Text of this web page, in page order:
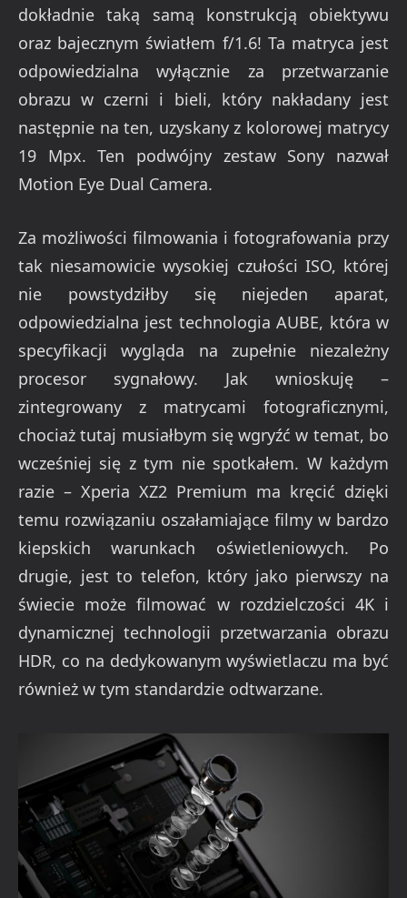
dokładnie taką samą konstrukcją obiektywu
oraz bajecznym światłem f/1.6! Ta matryca jest
odpowiedzialna wyłącznie za przetwarzanie
obrazu w czerni i bieli, który nakładany jest
następnie na ten, uzyskany z kolorowej matrycy
19 Mpx. Ten podwójny zestaw Sony nazwał
Motion Eye Dual Camera.
Za możliwości filmowania i fotografowania przy
tak niesamowicie wysokiej czułości ISO, której
nie powstydziłby się niejeden aparat,
odpowiedzialna jest technologia AUBE, która w
specyfikacji wygląda na zupełnie niezależny
procesor sygnałowy. Jak wnioskuję –
zintegrowany z matrycami fotograficznymi,
chociaż tutaj musiałbym się wgryźć w temat, bo
wcześniej się z tym nie spotkałem. W każdym
razie – Xperia XZ2 Premium ma kręcić dzięki
temu rozwiązaniu oszałamiające filmy w bardzo
kiepskich warunkach oświetleniowych. Po
drugie, jest to telefon, który jako pierwszy na
świecie może filmować w rozdzielczości 4K i
dynamicznej technologii przetwarzania obrazu
HDR, co na dedykowanym wyświetlaczu ma być
również w tym standardzie odtwarzane.